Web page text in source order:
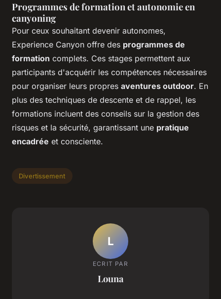
Programmes de formation et autonomie en
canyoning
Pour ceux souhaitant devenir autonomes,
Experience Canyon offre des programmes de
formation complets. Ces stages permettent aux
participants d'acquérir les compétences nécessaires
pour organiser leurs propres aventures outdoor. En
plus des techniques de descente et de rappel, les
formations incluent des conseils sur la gestion des
risques et la sécurité, garantissant une pratique
encadrée et consciente.
Divertissement
L
ECRIT PAR
Louna